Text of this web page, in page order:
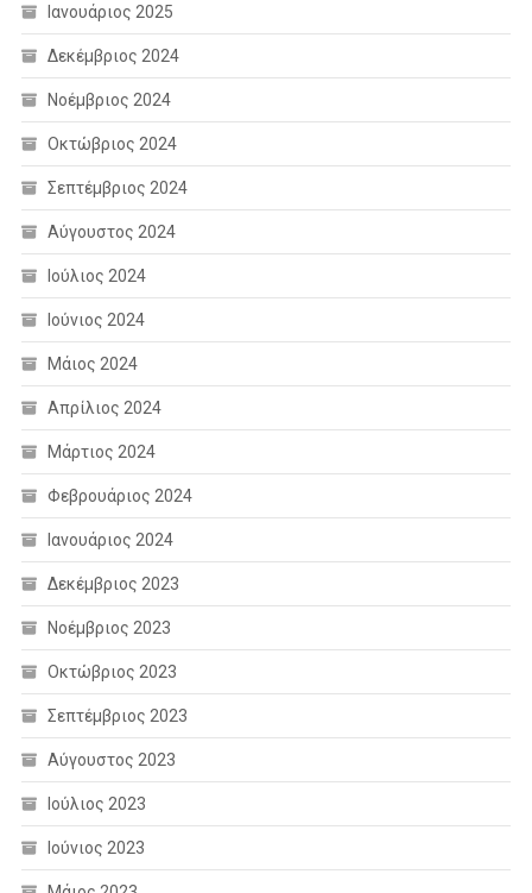
Ιανουάριος 2025
Δεκέμβριος 2024
Νοέμβριος 2024
Οκτώβριος 2024
Σεπτέμβριος 2024
Αύγουστος 2024
Ιούλιος 2024
Ιούνιος 2024
Μάιος 2024
Απρίλιος 2024
Μάρτιος 2024
Φεβρουάριος 2024
Ιανουάριος 2024
Δεκέμβριος 2023
Νοέμβριος 2023
Οκτώβριος 2023
Σεπτέμβριος 2023
Αύγουστος 2023
Ιούλιος 2023
Ιούνιος 2023